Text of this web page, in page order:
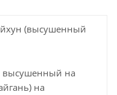
(высушенный
высушенный на
на